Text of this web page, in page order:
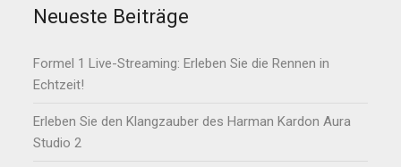
Neueste Beiträge
Formel 1 Live-Streaming: Erleben Sie die Rennen in
Echtzeit!
Erleben Sie den Klangzauber des Harman Kardon Aura
Studio 2